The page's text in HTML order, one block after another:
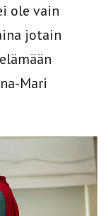
ole vain
jotain
Mari